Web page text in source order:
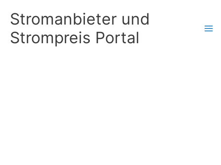
Inhalt
springen
Stromanbieter und
Strompreis Portal